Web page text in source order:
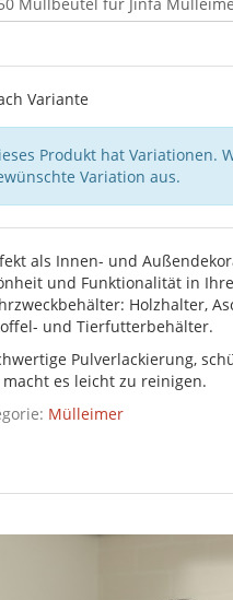
Variante
Produkt hat Variationen.
Variation aus.
als Innen- und
und Funktionalität in
Holzhalter,
und Tierfutterbehälter.
Pulverlackierung,
es leicht zu reinigen.
Mülleimer